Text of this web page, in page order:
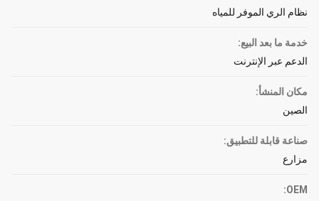
نظام الري الموفر للمياه
خدمة ما بعد البيع:
الدعم عبر الإنترنت
مكان المنشأ:
الصين
صناعة قابلة للتطبيق:
مزارع
OEM: